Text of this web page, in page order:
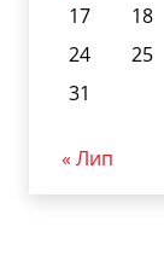
17
18
24
25
31
« Лип